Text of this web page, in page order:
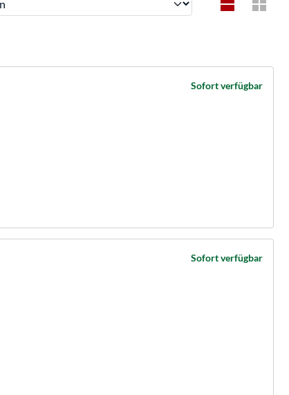
Sofort verfügbar
Sofort verfügbar